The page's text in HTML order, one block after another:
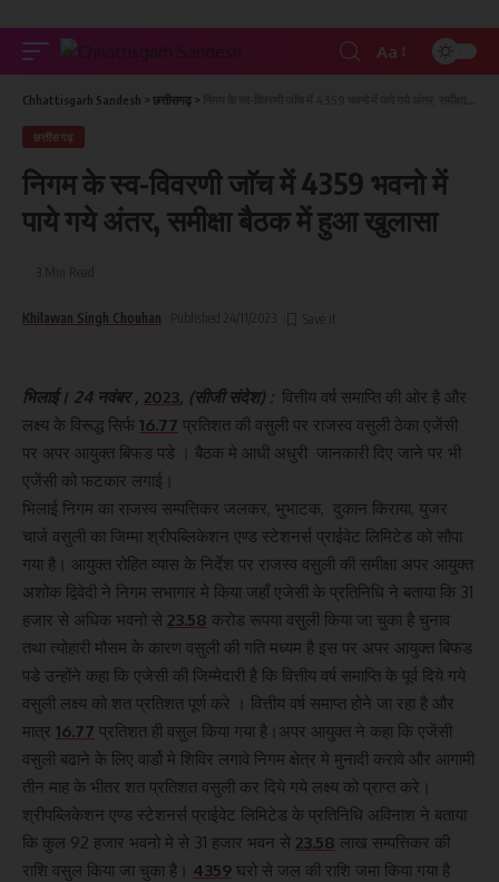
Aa
Chhattisgarh Sandesh > छत्तीसगढ़ >
छत्तीसगढ़
निगम के स्व-विवरणी जाॅच में 4359 भवनो में
पाये गये अंतर, समीक्षा बैठक में हुआ खुलासा
Khilawan Singh Chouhan
भिलाई। 24 नवंबर , 2023, (सीजी संदेश) : वित्तीय वर्ष समाप्ति की ओर है और
लक्ष्य के विरूद्ध सिर्फ 16.77 प्रतिशत की वसुली पर राजस्व वसुली ठेका एजेंसी
पर अपर आयुक्त बिफड पडे । बैठक मे आधी अधुरी जानकारी दिए जाने पर भी
एजेंसी को फटकार लगाई।
भिलाई निगम का राजस्व सम्पत्तिकर जलकर, भुभाटक, दुकान किराया, युजर
चार्ज वसुली का जिम्मा श्रीपब्लिकेशन एण्ड स्टेशनर्स प्राईवेट लिमिटेड को सौपा
गया है। आयुक्त रोहित व्यास के निर्देश पर राजस्व वसुली की समीक्षा अपर आयुक्त
अशोक द्विवेदी ने निगम सभागार मे किया जहाँ एजेसी के प्रतिनिधि ने बताया कि 31
हजार से अधिक भवनो से 23.58 करोड रूपया वसुली किया जा चुका है चुनाव
तथा त्योहारी मौसम के कारण वसुली की गति मध्यम है इस पर अपर आयुक्त बिफड
पडे उन्होंने कहा कि एजेसी की जिम्मेदारी है कि वित्तीय वर्ष समाप्ति के पूर्व दिये गये
वसुली लक्ष्य को शत प्रतिशत पूर्ण करे । वित्तीय वर्ष समाप्त होने जा रहा है और
मात्र 16.77 प्रतिशत ही वसुल किया गया है।अपर आयुक्त ने कहा कि एजेंसी
वसुली बढाने के लिए वार्डो मे शिविर लगावे निगम क्षेत्र मे मुनादी करावे और आगामी
तीन माह के भीतर शत प्रतिशत वसुली कर दिये गये लक्ष्य को प्राप्त करे।
श्रीपब्लिकेशन एण्ड स्टेशनर्स प्राईवेट लिमिटेड के प्रतिनिधि अविनाश ने बताया
कि कुल 92 हजार भवनो मे से 31 हजार भवन से 23.58 लाख सम्पत्तिकर की
राशि वसुल किया जा चुका है। 4359 घरो से जल की राशि जमा किया गया है